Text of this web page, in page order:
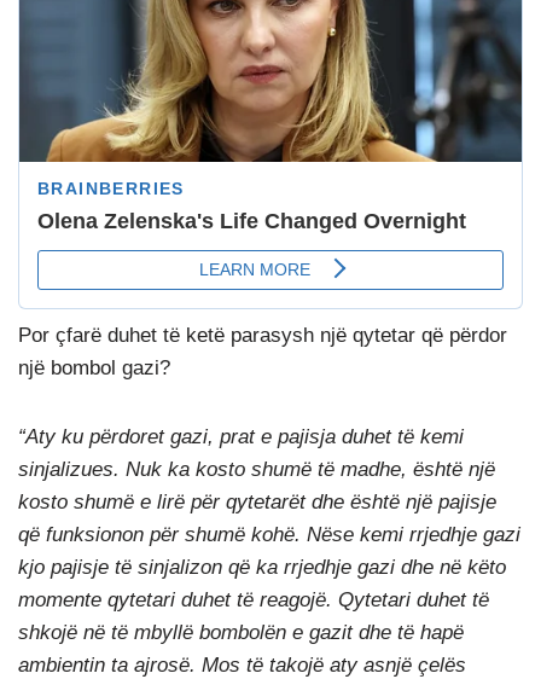
Por çfarë duhet të ketë parasysh një qytetar që përdor
një bombol gazi?
“Aty ku përdoret gazi, prat e pajisja duhet të kemi
sinjalizues. Nuk ka kosto shumë të madhe, është një
kosto shumë e lirë për qytetarët dhe është një pajisje
që funksionon për shumë kohë. Nëse kemi rrjedhje gazi
kjo pajisje të sinjalizon që ka rrjedhje gazi dhe në këto
momente qytetari duhet të reagojë. Qytetari duhet të
shkojë në të mbyllë bombolën e gazit dhe të hapë
ambientin ta ajrosë. Mos të takojë aty asnjë çelës